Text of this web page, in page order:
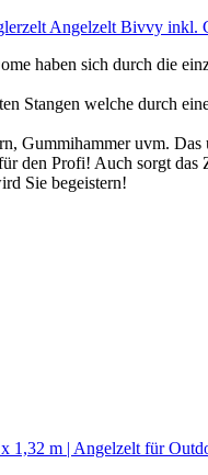
Angelzelt Bivvy inkl.
sich durch die
welche durch
Gummihammer uvm.
Profi! Auch sorgt das
Sie begeistern!
1,32 m | Angelzelt für